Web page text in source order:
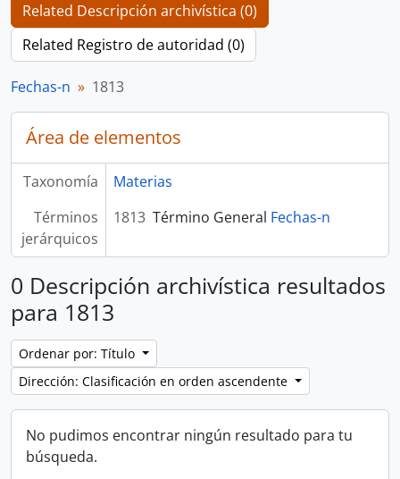
Related Descripción archivística (0)
Related Registro de autoridad (0)
Fechas-n 1813
Área de elementos
Taxonomía
Materias
Términos
jerárquicos
1813 Término General Fechas-n
0 Descripción archivística resultados
para 1813
Ordenar por: Título
Dirección: Clasificación en orden ascendente
No pudimos encontrar ningún resultado para tu
búsqueda.